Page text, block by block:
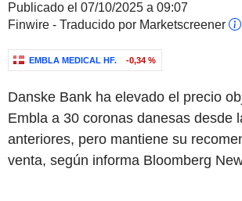
Publicado el 07/10/2025 a 09:07
Finwire - Traducido por Marketscreener
EMBLA MEDICAL HF. -0,34 %
Danske Bank ha elevado el precio
Embla a 30 coronas danesas desde
anteriores, pero mantiene su
venta, según informa Bloomberg